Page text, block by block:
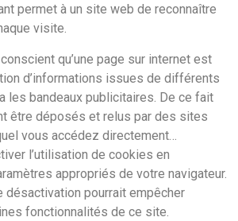
permet à un site web de reconnaître
visite.
qu’une page sur internet est
d’informations issues de différents
les bandeaux publicitaires. De ce fait
être déposés et relus par des sites
vous accédez directement…
l’utilisation de cookies en
appropriés de votre navigateur.
désactivation pourrait empêcher
fonctionnalités de ce site.